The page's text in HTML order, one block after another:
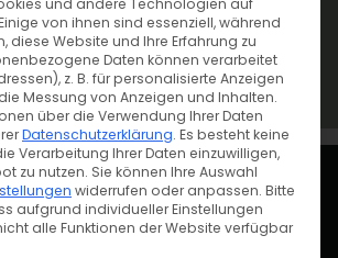
aninfo@waldhotelheppe.de
und andere Technologien auf
von ihnen sind essenziell, während
diese Website und Ihre Erfahrung zu
Daten können verarbeitet
z. B. für personalisierte Anzeigen
Messung von Anzeigen und Inhalten.
über die Verwendung Ihrer Daten
Datenschutzerklärung. Es besteht keine
Verarbeitung Ihrer Daten einzuwilligen,
zu nutzen. Sie können Ihre Auswahl
widerrufen oder anpassen. Bitte
aufgrund individueller Einstellungen
alle Funktionen der Website verfügbar